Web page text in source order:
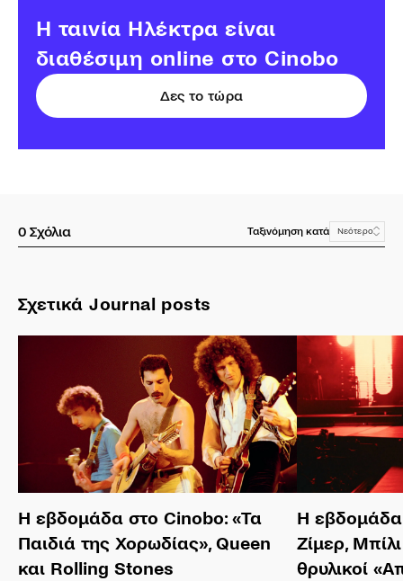
H ταινία Ηλέκτρα είναι
διαθέσιμη online στο Cinobo
Δες το τώρα
0 Σχόλια Ταξινόμηση κατά Νεότερο
Σχετικά Journal posts
Η εβδομάδα στο Cinobo: «Τα
Παιδιά της Χορωδίας», Queen
και Rolling Stones
Η
Ζίμερ, Μπίλι
θρυλικοί